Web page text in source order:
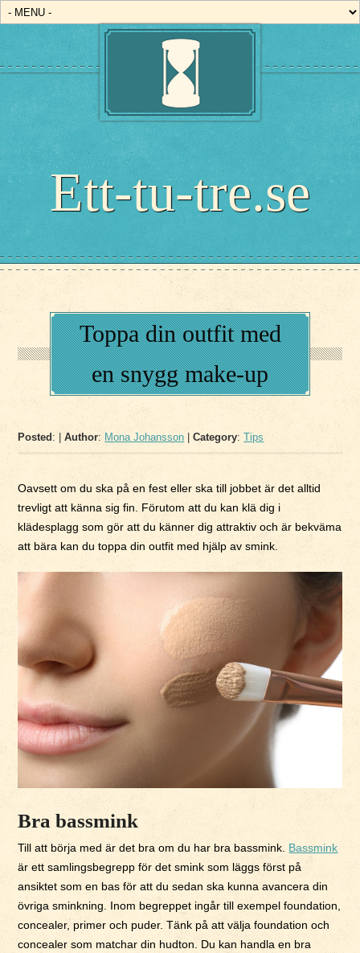
Read more
Ett-tu-tre.se
Toppa din outfit med
en snygg make-up
Posted : |Author: Mona Johansson |Category:Tips
Oavsett om du ska på en fest eller ska till jobbet är det alltid
trevligt att känna sig fin. Förutom att du kan klä dig i
klädesplagg som gör att du känner dig attraktiv och är bekväma
att bära kan du toppa din outfit med hjälp av smink.
Bra bassmink
Till att börja med är det bra om du har bra bassmink. Bassmink
är ett samlingsbegrepp för det smink som läggs först på
ansiktet som en bas för att du sedan ska kunna avancera din
övriga sminkning. Inom begreppet ingår till exempel foundation,
concealer, primer och puder. Tänk på att välja foundation och
concealer som matchar din hudton. Du kan handla en bra